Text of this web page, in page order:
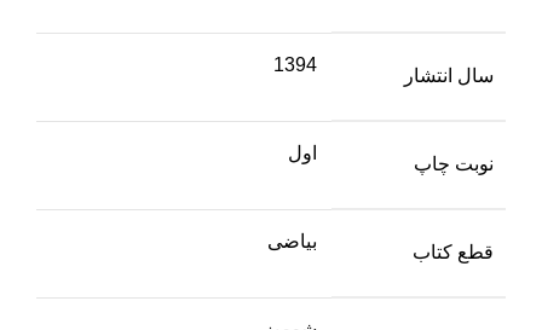
سال انتشار
1394
نوبت چاپ
اول
قطع کتاب
بیاضی